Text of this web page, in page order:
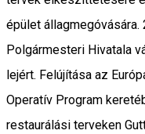
épület
Polgármesteri Hivatala
lejért. Felújítása az
Operatív Program
restaurálási terveken